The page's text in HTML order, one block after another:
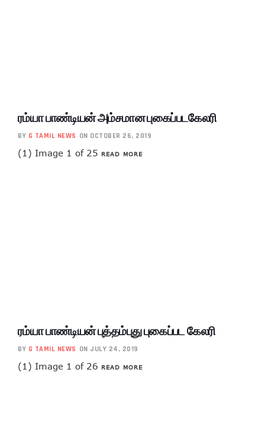
ரம்யா பாண்டியன் அம்சமான புகைப்படகேலரி
BY G TAMIL NEWS ON OCTOBER 26, 2019
(1) Image 1 of 25 READ MORE
ரம்யா பாண்டியன் புத்தம்புது புகைப்பட கேலரி
BY G TAMIL NEWS ON JULY 24, 2019
(1) Image 1 of 26 READ MORE